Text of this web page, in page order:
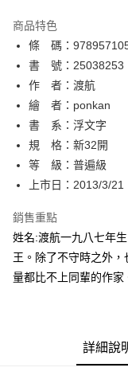
相關說明
【關於「AFTEE先享後付
AFTEE先享後付是「在
便利好安心！
１．簡單：不需註冊會員
２．便利：只要手機號碼
３．安心：先確認商品／
【「AFTEE先享後付」結
１．於結帳方式選擇「
結帳頁面，進行簡訊認
２．訂單成立數日內，您
ATM／網路銀行／等多元
※ 請注意：結帳手續完成
購買商品的店家。未經商
後付繳納相關費用。
※ 交易是否成功請以「
１．透過由恩沛科技股
易，需依本服務之必要
ATM付款
運送方式
全家取貨付款
每筆NT$80，滿
付款後全家取貨
每筆NT$80，滿
付款後萊爾富取貨
每筆NT$80，滿
商品特色
條 碼：
書 號：25038253
作 者：渡航
繪 者：ponkan
書 系：浮文字
規 格：新32開
等 級：普遍級
上市日：2013/3/21
銷售重點
姓名:渡航一九八七年
王。除了不守時之外
量都比不上同輩的作家
詳細說